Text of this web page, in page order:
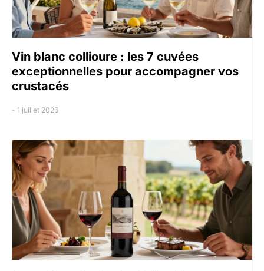
Vin blanc collioure : les 7 cuvées
exceptionnelles pour accompagner vos
crustacés
1 juillet 2026